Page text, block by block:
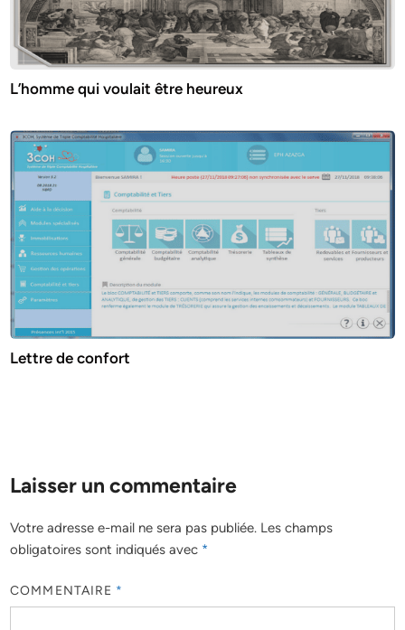
L’homme qui voulait être heureux
Lettre de confort
Laisser un commentaire
Votre adresse e-mail ne sera pas publiée. Les champs
obligatoires sont indiqués avec *
COMMENTAIRE *